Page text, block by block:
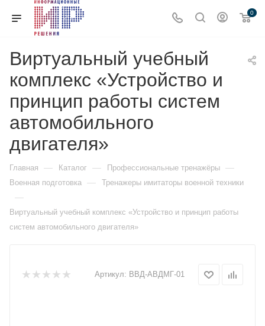
0
Виртуальный учебный
комплекс «Устройство и
принцип работы систем
автомобильного
двигателя»
Главная — Каталог — Профессиональные тренажёры —
Военная подготовка — Тренажеры имитаторы военной техники
—
Виртуальный учебный комплекс «Устройство и принцип работы
систем автомобильного двигателя»
Артикул: ВВД-АВДМГ-01